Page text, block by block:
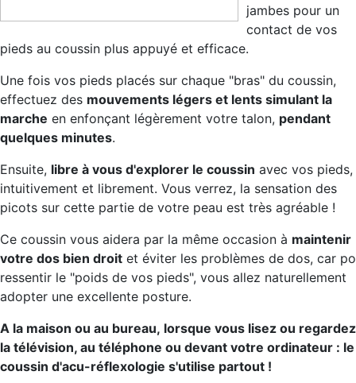
jambes pour un
contact de vos
pieds au coussin plus appuyé et efficace.
Une fois vos pieds placés sur chaque "bras" du coussin,
effectuez des mouvements légers et lents simulant la
marche en enfonçant légèrement votre talon, pendant
quelques minutes.
Ensuite, libre à vous d'explorer le coussin avec vos pieds,
intuitivement et librement. Vous verrez, la sensation des
picots sur cette partie de votre peau est très agréable !
Ce coussin vous aidera par la même occasion à maintenir
votre dos bien droit et éviter les problèmes de dos, car
ressentir le "poids de vos pieds", vous allez naturellement
adopter une excellente posture.
A la maison ou au bureau, lorsque vous lisez ou regardez
la télévision, au téléphone ou devant votre ordinateur : le
coussin d'acu-réflexologie s'utilise partout !